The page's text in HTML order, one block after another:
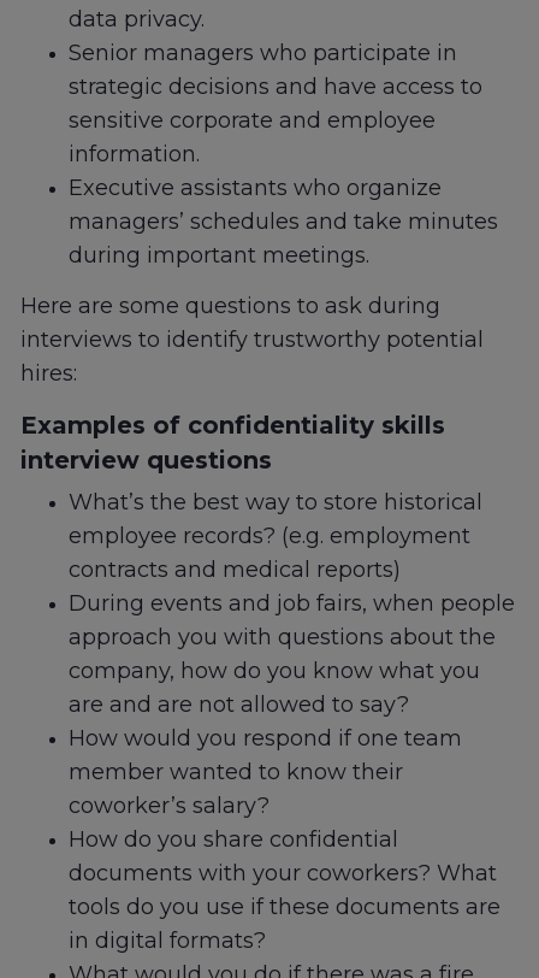
data privacy.
Senior managers who participate in
strategic decisions and have access to
sensitive corporate and employee
information.
Executive assistants who organize
managers’ schedules and take minutes
during important meetings.
Here are some questions to ask during
interviews to identify trustworthy potential
hires:
Examples of confidentiality skills
interview questions
What’s the best way to store historical
employee records? (e.g. employment
contracts and medical reports)
During events and job fairs, when people
approach you with questions about the
company, how do you know what you
are and are not allowed to say?
How would you respond if one team
member wanted to know their
coworker’s salary?
How do you share confidential
documents with your coworkers? What
tools do you use if these documents are
in digital formats?